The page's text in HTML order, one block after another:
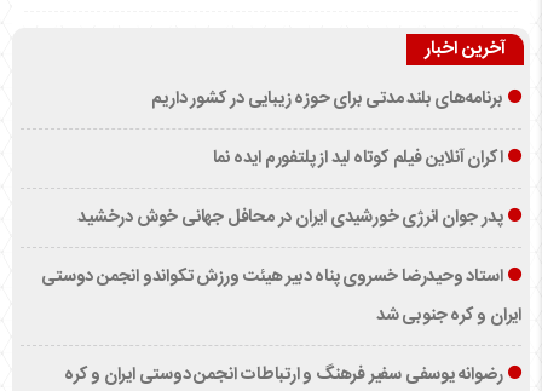
آخرین اخبار
برنامه‌های بلند مدتی برای حوزه زیبایی در کشور داریم
اکران آنلاین فیلم کوتاه لید از پلتفورم ایده نما
پدر جوان انرژی خورشیدی ایران در محافل جهانی خوش درخشید
استاد وحیدرضا خسروی پناه دبیر هیئت ورزش تکواندو انجمن دوستی
ایران و کره جنوبی شد
رضوانه یوسفی سفیر فرهنگ و ارتباطات انجمن دوستی ایران و کره